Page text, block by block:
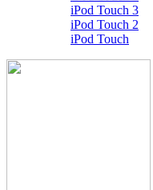
iPod Touch 3
iPod Touch 2
iPod Touch